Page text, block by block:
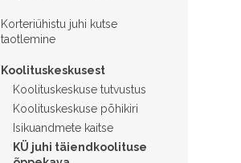
Korteriühistu juhi kutse
taotlemine
Koolituskeskusest
Koolituskeskuse tutvustus
Koolituskeskuse põhikiri
Isikuandmete kaitse
KÜ juhi täiendkoolituse